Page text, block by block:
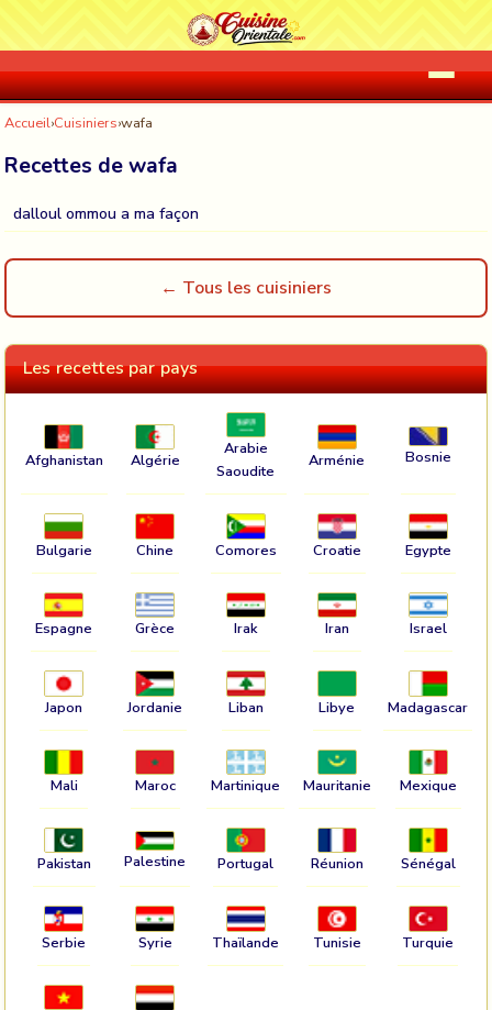
Accueil›Cuisiniers›wafa
Recettes de wafa
dalloul ommou a ma façon
← Tous les cuisiniers
Les recettes par pays
Afghanistan Algérie
Arabie
Saoudite
Arménie Bosnie
Bulgarie Chine Comores Croatie Egypte
Espagne Grèce Irak Iran Israel
Japon Jordanie Liban Libye Madagascar
Mali Maroc Martinique Mauritanie Mexique
Pakistan Palestine Portugal Réunion Sénégal
Serbie Syrie Thaïlande Tunisie Turquie